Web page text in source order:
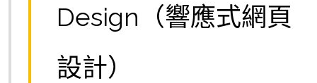
Design（響應式網頁
設計）